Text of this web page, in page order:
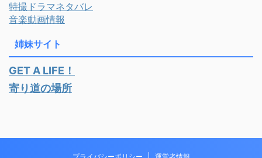
特撮ドラマネタバレ
音楽動画情報
姉妹サイト
GET A LIFE！
寄り道の場所